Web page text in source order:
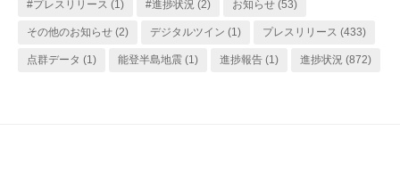
#プレスリリース (1) #進捗状況 (2) お知らせ (53)
その他のお知らせ (2) デジタルツイン (1) プレスリリース (433)
点群データ (1) 能登半島地震 (1) 進捗報告 (1) 進捗状況 (872)